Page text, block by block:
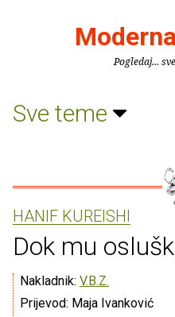
Pogledaj...
Sve teme
HANIF KUREISHI
Dok mu
Nakladnik: V.B.Z.
Prijevod: Maja Ivanković